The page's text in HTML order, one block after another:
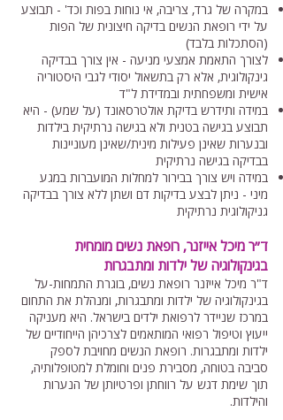
במקרה של גרד, צריבה, אי נוחות בפות וכד' - תבוצע
על ידי רופאת הנשים בדיקה חיצונית של הפות
(הסתכלות בלבד)
לצורך התאמת אמצעי מניעה - אין צורך בבדיקה
גינקולוגית, אלא רק בתשאול יסודי לגבי היסטוריה
אישית ומשפחתית ובמדידת ל"ד
במידה ותידרש בדיקת אולטרסאונד (על שמע) - היא
תבוצע בגישה בטנית ולא בגישה נרתיקית בילדות
ובנערות שאינן פעילות מינית/שאינן מעוניינות
בבדיקה בגישה נרתיקית
במידה ויש צורך בבירור למחלות המועברות במגע
מיני - ניתן לבצע בדיקות דם ושתן ללא צורך בבדיקה
גניקולוגית נרתיקית
ד״ר מיכל אייזנר, רופאת נשים מומחית
בגינקולוגיה של ילדות ומתבגרות
ד"ר מיכל אייזנר רופאת נשים, בוגרת התמחות-על
בגינקולוגיה של ילדות ומתבגרות, ומנהלת את התחום
במרכז שניידר לרפואת ילדים בישראל. היא מעניקה
ייעוץ וטיפול רפואי המותאמים לצרכיהן הייחודיים של
ילדות ומתבגרות. רופאת הנשים מחויבת לספק
סביבה בטוחה, מסבירת פנים וחומלת למטופלותיה,
תוך שימת דגש על רווחתן ופרטיותן של הנערות
והילדות.